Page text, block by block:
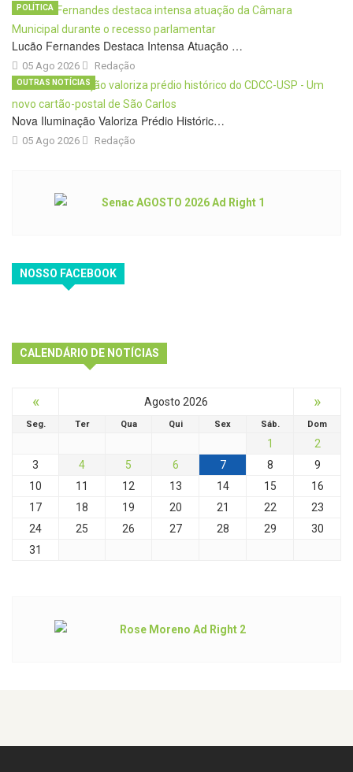
Lucão Fernandes Destaca Intensa Atuação …
05 Ago 2026
POLÍTICA
Redação
Nova Iluminação Valoriza Prédio Históric…
05 Ago 2026
OUTRAS NOTÍCIAS
Redação
NOSSO FACEBOOK
CALENDÁRIO DE NOTÍCIAS
« Agosto 2026 »
Seg. Ter Qua Qui Sex Sáb. Dom
1
2
3
4 5 6 7 8
9
10
11 12 13 14 15
16
17
18 19 20 21 22
23
24
25 26 27 28 29
30
31